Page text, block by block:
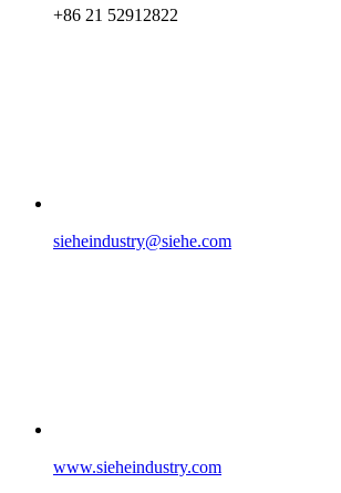
+86 21 52912822
sieheindustry@siehe.com
www.sieheindustry.com